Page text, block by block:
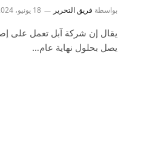
بواسطة فريق التحرير 18 يونيو، 2024
يصل بحلول نهاية عام…